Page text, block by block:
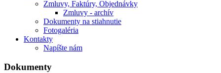
Zmluvy, Faktúry, Objednávky
Zmluvy - archív
Dokumenty na stiahnutie
Fotogaléria
Kontakty
Napíšte nám
Dokumenty